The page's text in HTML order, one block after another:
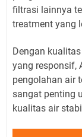
filtrasi lainnya
treatment yang
Dengan
yang responsif,
pengolahan air
sangat penting
kualitas air